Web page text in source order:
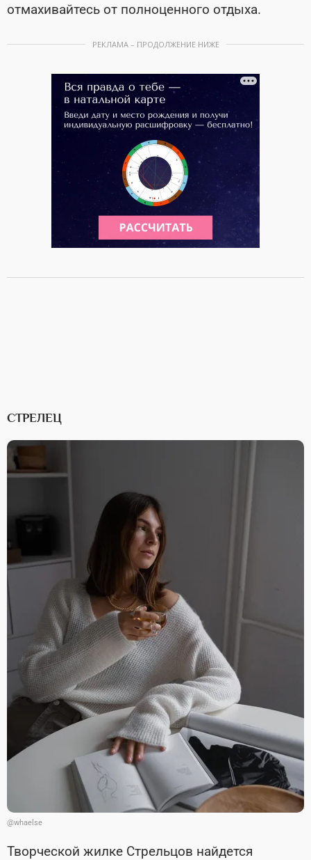
отмахивайтесь от полноценного отдыха.
РЕКЛАМА – ПРОДОЛЖЕНИЕ НИЖЕ
СТРЕЛЕЦ
@whaelse
Творческой жилке Стрельцов найдется